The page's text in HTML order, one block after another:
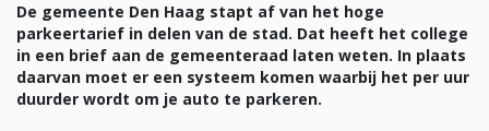
De gemeente Den Haag stapt af van het hoge
parkeertarief in delen van de stad. Dat heeft het college
in een brief aan de gemeenteraad laten weten. In plaats
daarvan moet er een systeem komen waarbij het per uur
duurder wordt om je auto te parkeren.